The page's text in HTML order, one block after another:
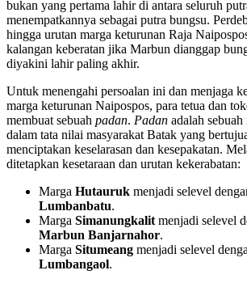
bukan yang pertama lahir di antara seluruh
menempatkannya sebagai putra bungsu.
hingga urutan marga keturunan Raja
kalangan keberatan jika Marbun dianggap
diyakini lahir paling akhir.
Untuk menengahi persoalan ini dan menjaga
marga keturunan Naipospos, para tetua dan
membuat sebuah padan. Padan adalah
dalam tata nilai masyarakat Batak yang
menciptakan keselarasan dan kesepakatan.
ditetapkan kesetaraan dan urutan kekerabatan:
Marga Hutauruk menjadi selevel
Lumbanbatu.
Marga Simanungkalit menjadi selevel
Marbun Banjarnahor.
Marga Situmeang menjadi selevel
Lumbangaol.